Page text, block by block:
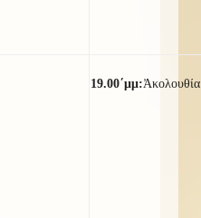
19.00΄μμ: